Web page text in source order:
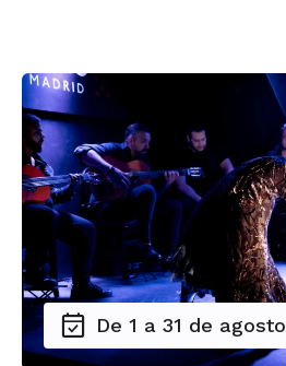
De 1 a 31 de agosto